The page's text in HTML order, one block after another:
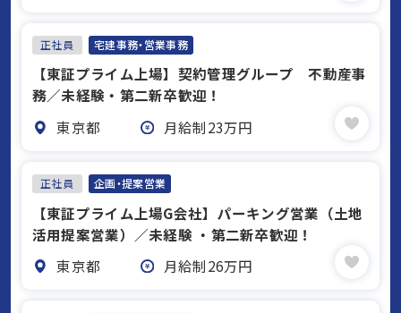
正社員 宅建事務・営業事務
【東証プライム上場】契約管理グループ 不動産事
務／未経験・第二新卒歓迎！
東京都
月給制23万円
正社員 企画・提案営業
【東証プライム上場G会社】パーキング営業（土地
活用提案営業）／未経験 ・第二新卒歓迎！
東京都
月給制26万円